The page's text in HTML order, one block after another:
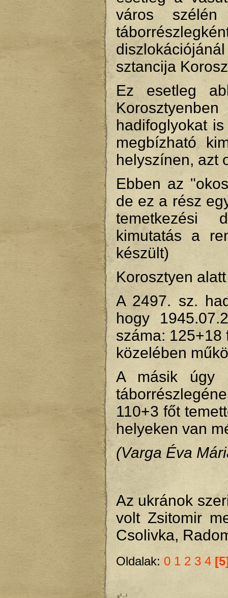
város
sztancija
Ez esetleg
hadifoglyokat
megbízható
helyszínen, azt
Ebben az
de ez a rész
temetkezési
kimutatás a
készült)
Korosztyen
A 2497. sz.
hogy
száma: 125+18
közelében
A másik úgy
110+3 főt
helyeken van
(Varga Éva
Az ukránok
volt Zsitomir
Csolivka,
Oldalak: 0 1 2 3 4